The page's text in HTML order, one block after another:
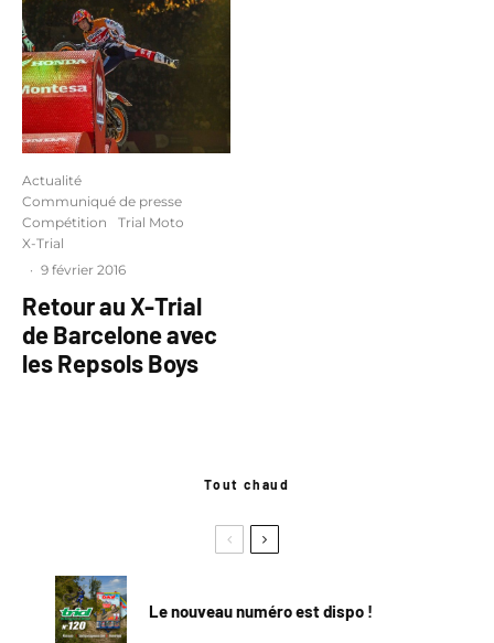
Actualité
Communiqué de presse
Compétition
Trial Moto
X-Trial
· 9 février 2016
Retour au X-Trial
de Barcelone avec
les Repsols Boys
Tout chaud
Le nouveau numéro est dispo !